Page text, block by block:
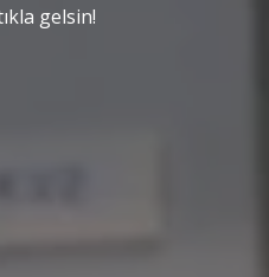
gelsin!